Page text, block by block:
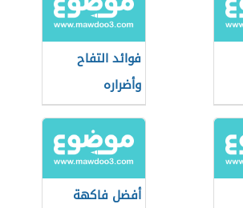
فوائد التفاح
وأضراره
أفضل فاكهة